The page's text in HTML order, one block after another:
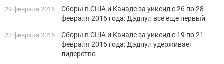
29 февраля 2016
Сборы в США и Канаде за уикенд с 26 по 28
февраля 2016 года: Дэдпул все еще первый
22 февраля 2016
Сборы в США и Канаде за уикенд с 19 по 21
февраля 2016 года: Дэдпул удерживает
лидерство